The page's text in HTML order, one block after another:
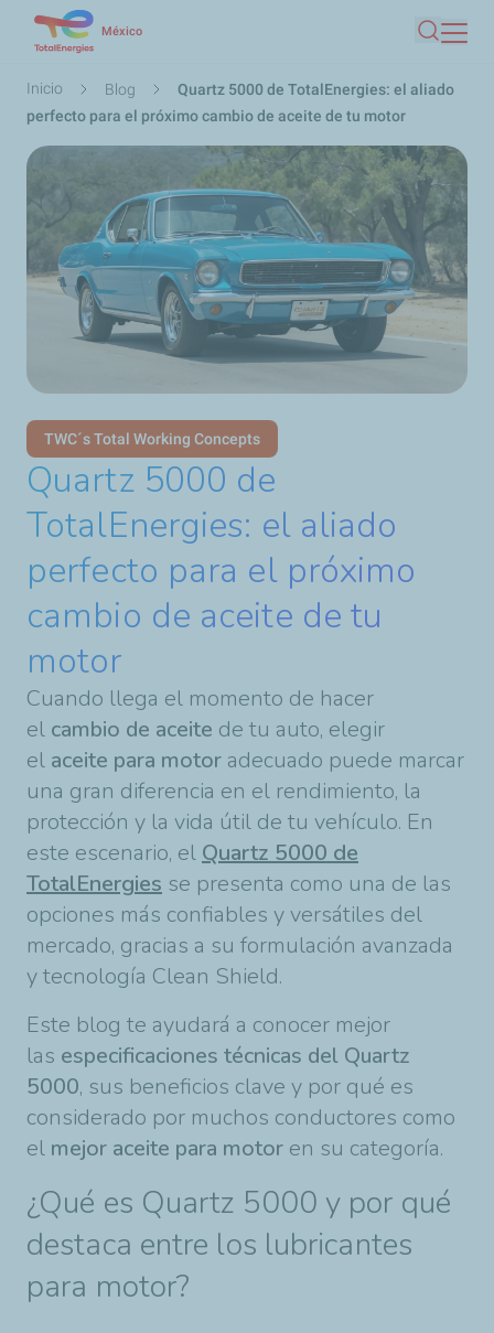
contenido
principal
México
Buscar
Ruta
de
navegación
Inicio Blog
Quartz 5000 de TotalEnergies: el aliado
perfecto para el próximo cambio de aceite de tu motor
TWC´s Total Working Concepts
Quartz 5000 de
TotalEnergies: el aliado
perfecto para el próximo
cambio de aceite de tu
motor
Cuando llega el momento de hacer
el cambio de aceite de tu auto, elegir
el aceite para motor adecuado puede marcar
una gran diferencia en el rendimiento, la
protección y la vida útil de tu vehículo. En
este escenario, el Quartz 5000 de
TotalEnergies se presenta como una de las
opciones más confiables y versátiles del
mercado, gracias a su formulación avanzada
y tecnología Clean Shield.
Este blog te ayudará a conocer mejor
las especificaciones técnicas del Quartz
5000, sus beneficios clave y por qué es
considerado por muchos conductores como
el mejor aceite para motor en su categoría.
¿Qué es Quartz 5000 y por qué
destaca entre los lubricantes
para motor?